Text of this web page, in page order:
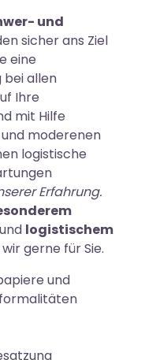
und
sicher ans Ziel
eine
allen
Ihre
mit Hilfe
moderenen
logistische
Erfahrung.
und logistischem
gerne für Sie.
und